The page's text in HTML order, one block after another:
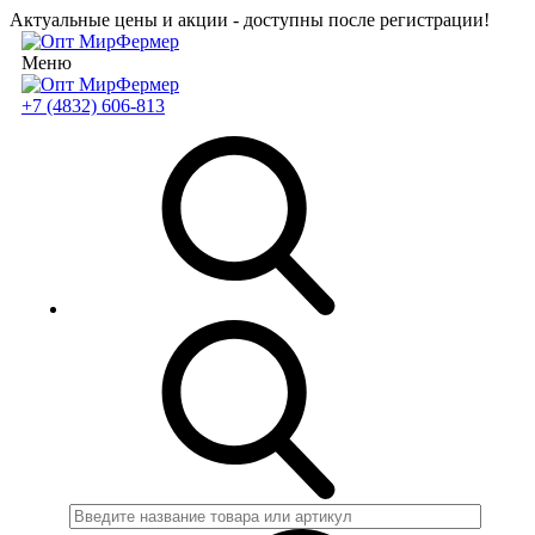
Актуальные цены и акции - доступны после регистрации!
Меню
+7 (4832) 606-813